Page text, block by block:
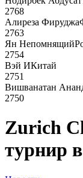
2768
Алиреза Фируджа
2763
Ян Непомнящий
2754
Вэй ИКитай
2751
Вишванатан
2750
Zurich
турнир